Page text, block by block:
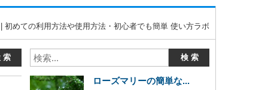
初めての利用方法や使用方法・初心者でも簡単 使い方ラボ
ローズマリーの簡単な...